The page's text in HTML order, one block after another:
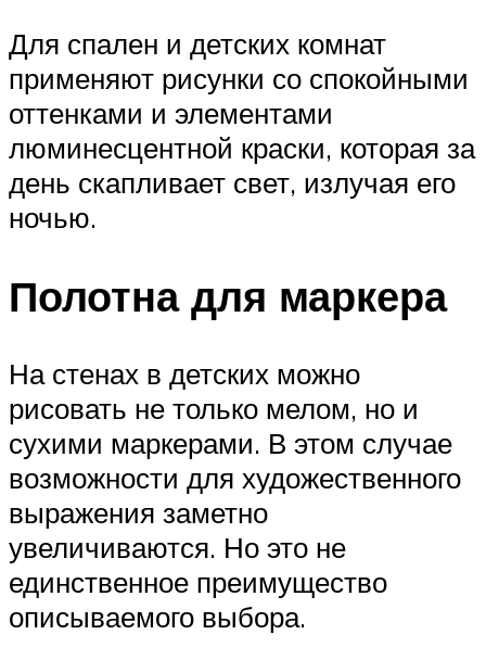
Для спален и детских комнат
применяют рисунки со спокойными
оттенками и элементами
люминесцентной краски, которая за
день скапливает свет, излучая его
ночью.
Полотна для маркера
На стенах в детских можно
рисовать не только мелом, но и
сухими маркерами. В этом случае
возможности для художественного
выражения заметно
увеличиваются. Но это не
единственное преимущество
описываемого выбора.